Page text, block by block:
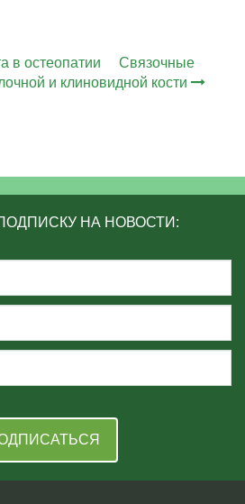
в остеопатии
Связочные
и клиновидной кости
НА НОВОСТИ: